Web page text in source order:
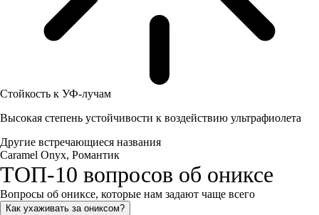
Стойкость к УФ-лучам
Высокая степень устойчивости к воздействию ультрафиолета
Другие встречающиеся названия
Caramel Onyx, Романтик
ТОП-10 вопросов об ониксе
Вопросы об ониксе, которые нам задают чаще всего
Как ухаживать за ониксом?